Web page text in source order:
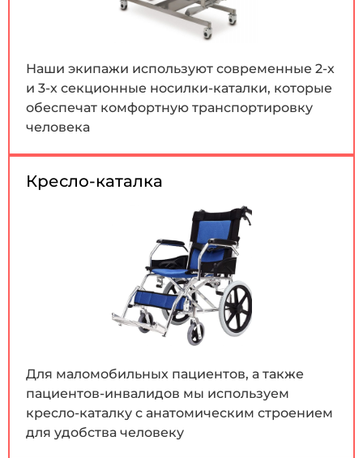
Наши экипажи используют современные 2-х
и 3-х секционные носилки-каталки, которые
обеспечат комфортную транспортировку
человека
Кресло-каталка
Для маломобильных пациентов, а также
пациентов-инвалидов мы используем
кресло-каталку с анатомическим строением
для удобства человеку